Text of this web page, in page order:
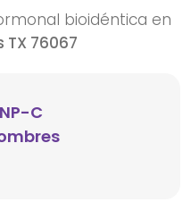
bioidéntica en
TX 76067
C